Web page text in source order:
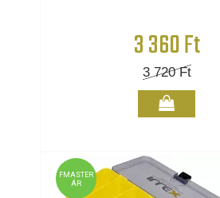
3 360 Ft
3 720Ft
FMASTER
ÁR